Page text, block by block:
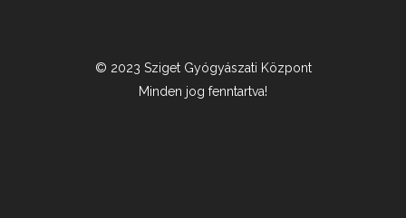
© 2023 Sziget Gyógyászati Központ
Minden jog fenntartva!